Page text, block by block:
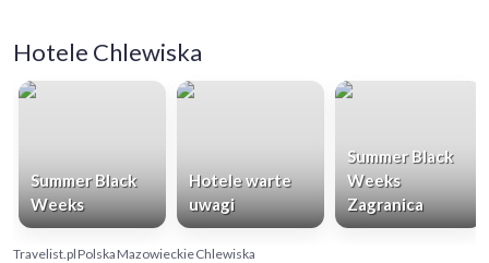
Hotele Chlewiska
Summer Black
Weeks
Hotele warte
uwagi
Summer Black
Weeks
Zagranica
Travelist.plPolskaMazowieckieChlewiska